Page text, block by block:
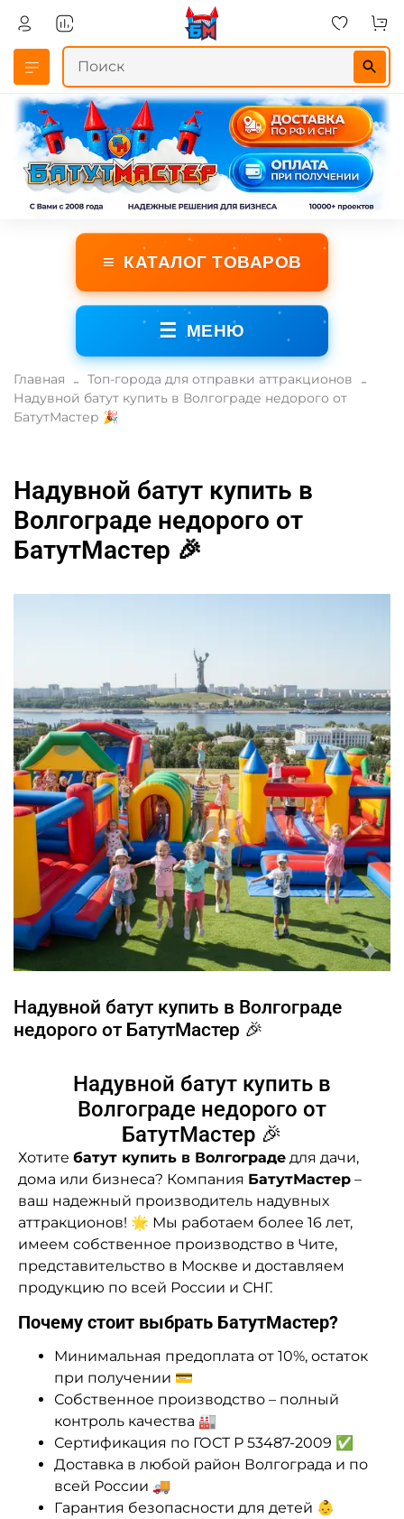
≡ КАТАЛОГ ТОВАРОВ
☰ МЕНЮ
Главная
Топ-города для отправки аттракционов
Надувной батут купить в Волгограде недорого от
БатутМастер 🎉
Надувной батут купить в
Волгограде недорого от
БатутМастер 🎉
Надувной батут купить в Волгограде
недорого от БатутМастер 🎉
Надувной батут купить в
Волгограде недорого от
БатутМастер 🎉
Хотите батут купить в Волгограде для дачи,
дома или бизнеса? Компания БатутМастер –
ваш надежный производитель надувных
аттракционов! 🌟 Мы работаем более 16 лет,
имеем собственное производство в Чите,
представительство в Москве и доставляем
продукцию по всей России и СНГ.
Почему стоит выбрать БатутМастер?
Минимальная предоплата от 10%, остаток
при получении 💳
Собственное производство – полный
контроль качества 🏭
Сертификация по ГОСТ Р 53487-2009 ✅
Доставка в любой район Волгограда и по
всей России 🚚
Гарантия безопасности для детей 👶